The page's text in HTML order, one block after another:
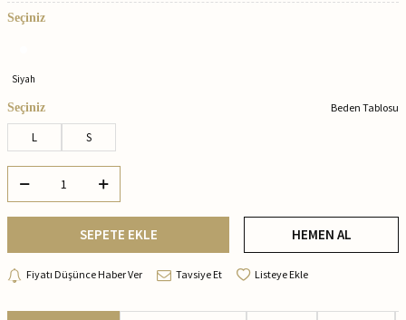
Seçiniz
Siyah
Seçiniz Beden Tablosu
L S
SEPETE EKLE HEMEN AL
Fiyatı Düşünce Haber Ver Tavsiye Et Listeye Ekle